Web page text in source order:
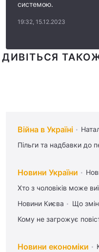
системою.
19:32, 15.12.2023
ДИВІТЬСЯ
Війна в Україні
Пільги та надбавки до
Новини України
Хто з чоловіків може
Новини Києва
Що
Кому не загрожує
Новини економіки